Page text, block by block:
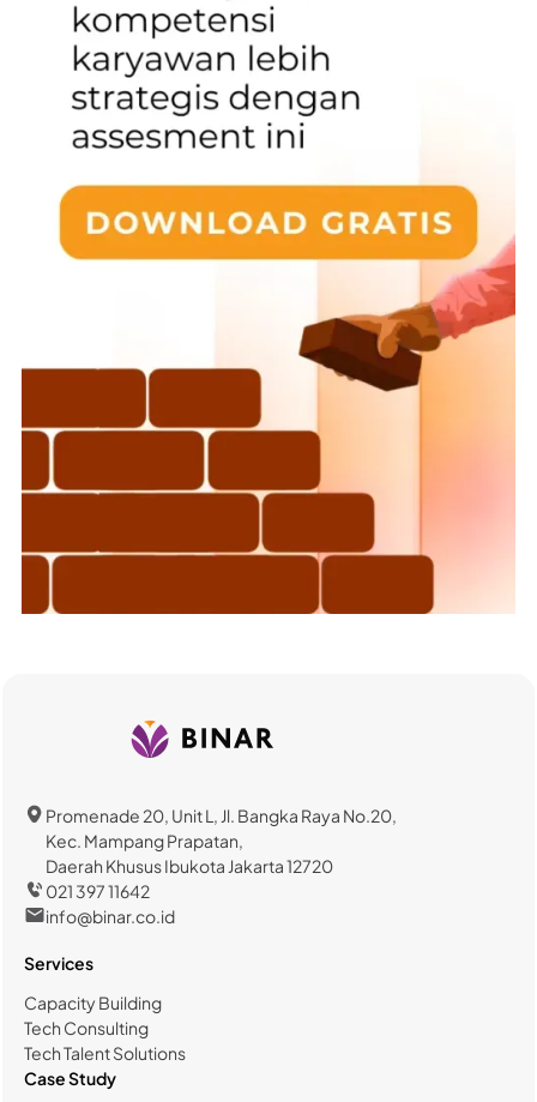
Promenade 20, Unit L, Jl. Bangka Raya No.20,
Kec. Mampang Prapatan,
Daerah Khusus Ibukota Jakarta 12720
021 397 11642
info@binar.co.id
Services
Capacity Building
Tech Consulting
Tech Talent Solutions
Case Study